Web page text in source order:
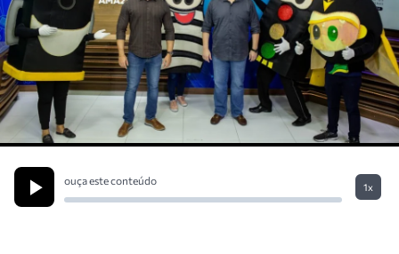
ouça este conteúdo
1x